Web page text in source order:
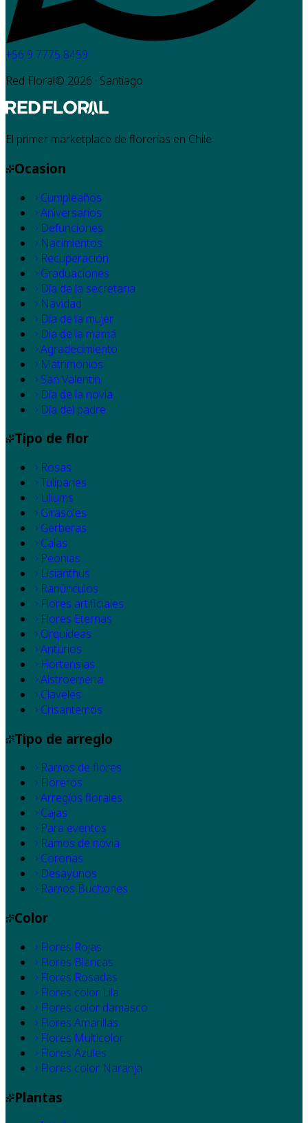
+56 9 7775 8459
Red Floral© 2026 · Santiago
El primer marketplace de florerías en Chile
Ocasion
Cumpleaños
Aniversarios
Defunciones
Nacimientos
Recuperación
Graduaciones
Día de la secretaria
Navidad
Día de la mujer
Dia de la mamá
Agradecimiento
Matrimonios
San Valentín
Día de la novia
Día del padre
Tipo de flor
Rosas
Tulipanes
Liliums
Girasoles
Gerberas
Calas
Peonias
Lisianthus
Ranúnculos
Flores artificiales
Flores Eternas
Orquídeas
Anturios
Hortensias
Alstroemeria
Claveles
Crisantemos
Tipo de arreglo
Ramos de flores
Floreros
Arreglos florales
Cajas
Para eventos
Ramos de novia
Coronas
Desayunos
Ramos Buchones
Color
Flores Rojas
Flores Blancas
Flores Rosadas
Flores color Lila
Flores color damasco
Flores Amarillas
Flores Multicolor
Flores Azules
Flores color Naranja
Plantas